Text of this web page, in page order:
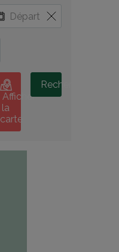
Afficher
la
carte
Rechercher